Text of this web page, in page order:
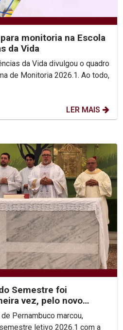
monitoria na Escola
da Vida
da Vida divulgou o quadro
de Monitoria 2026.1. Ao todo,
LER MAIS
Semestre foi
vez, pelo novo
Pernambuco marcou,
letivo 2026.1 com a